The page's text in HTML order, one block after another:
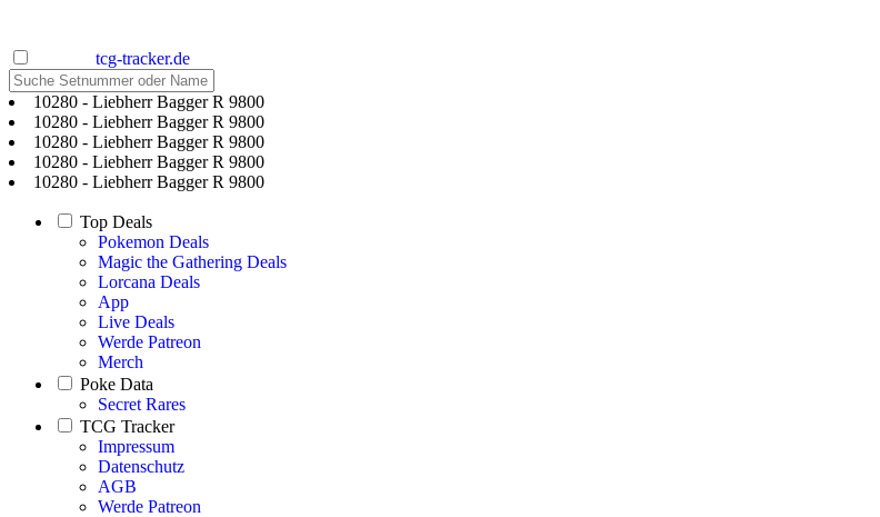
tcg-tracker.de
10280 - Liebherr Bagger R 9800
10280 - Liebherr Bagger R 9800
10280 - Liebherr Bagger R 9800
10280 - Liebherr Bagger R 9800
10280 - Liebherr Bagger R 9800
Top Deals
Pokemon Deals
Magic the Gathering Deals
Lorcana Deals
App
Live Deals
Werde Patreon
Merch
Poke Data
Secret Rares
TCG Tracker
Impressum
Datenschutz
AGB
Werde Patreon